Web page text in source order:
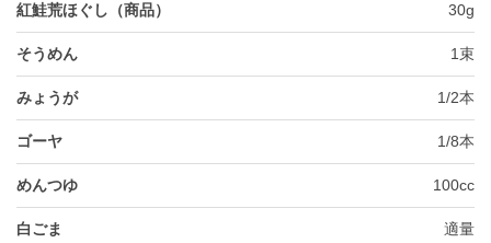
紅鮭荒ほぐし（商品） 30g
そうめん 1束
みょうが 1/2本
ゴーヤ 1/8本
めんつゆ 100cc
白ごま 適量